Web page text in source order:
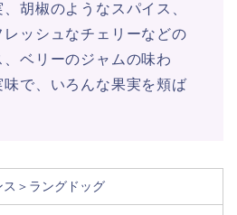
胡椒のようなスパイス、
ッシュなチェリーなどの
ベリーのジャムの味わ
で、いろんな果実を頬ば
ス＞ラングドッグ